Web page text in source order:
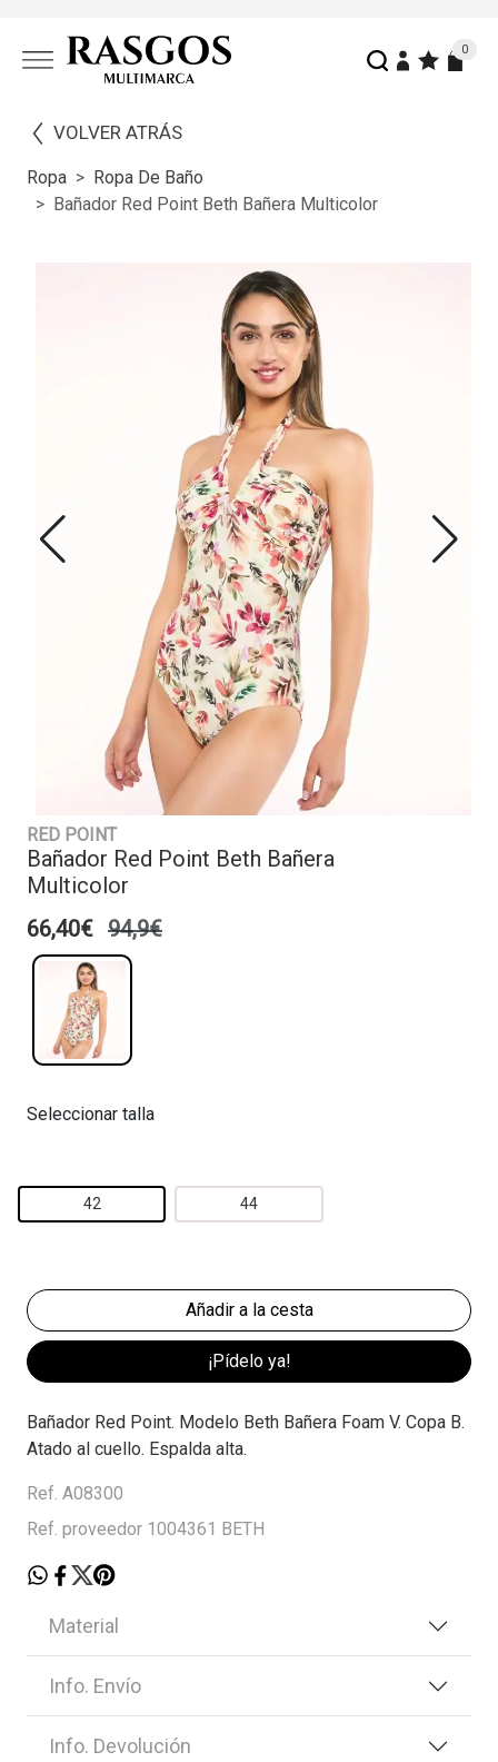
0
VOLVER ATRÁS
Ropa
Ropa De Baño
Bañador Red Point Beth Bañera Multicolor
RED POINT
Bañador Red Point Beth Bañera
Multicolor
66,40€ 94,9€
Seleccionar talla
42 44
¡Pídelo ya!
Bañador Red Point. Modelo Beth Bañera Foam V. Copa B.
Atado al cuello. Espalda alta.
Ref. A08300
Ref. proveedor 1004361 BETH
Material
Info. Envío
Info. Devolución